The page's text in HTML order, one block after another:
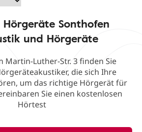
Sonthofen
und Hörgeräte
Martin-Luther-Str. 3 finden Sie
die sich Ihre
um das richtige Hörgerät für
Sie einen kostenlosen
Hörtest